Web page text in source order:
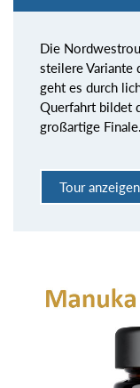
Die
steilere Variante
geht es durch
Querfahrt bildet
großartige
Tour anzeigen